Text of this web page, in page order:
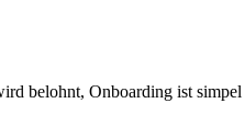
belohnt, Onboarding ist